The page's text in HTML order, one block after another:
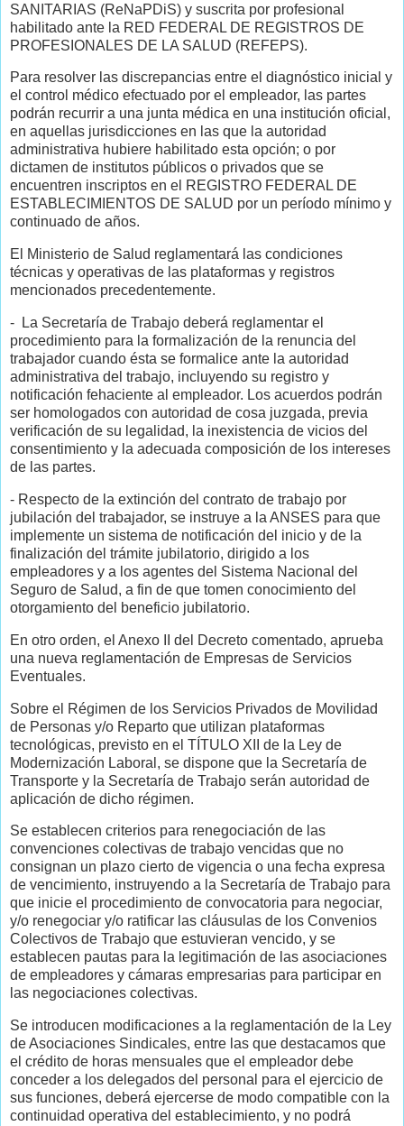
SANITARIAS (ReNaPDiS) y suscrita por profesional
habilitado ante la RED FEDERAL DE REGISTROS DE
PROFESIONALES DE LA SALUD (REFEPS).
Para resolver las discrepancias entre el diagnóstico inicial y
el control médico efectuado por el empleador, las partes
podrán recurrir a una junta médica en una institución oficial,
en aquellas jurisdicciones en las que la autoridad
administrativa hubiere habilitado esta opción; o por
dictamen de institutos públicos o privados que se
encuentren inscriptos en el REGISTRO FEDERAL DE
ESTABLECIMIENTOS DE SALUD por un período mínimo y
continuado de años.
El Ministerio de Salud reglamentará las condiciones
técnicas y operativas de las plataformas y registros
mencionados precedentemente.
- La Secretaría de Trabajo deberá reglamentar el
procedimiento para la formalización de la renuncia del
trabajador cuando ésta se formalice ante la autoridad
administrativa del trabajo, incluyendo su registro y
notificación fehaciente al empleador. Los acuerdos podrán
ser homologados con autoridad de cosa juzgada, previa
verificación de su legalidad, la inexistencia de vicios del
consentimiento y la adecuada composición de los intereses
de las partes.
- Respecto de la extinción del contrato de trabajo por
jubilación del trabajador, se instruye a la ANSES para que
implemente un sistema de notificación del inicio y de la
finalización del trámite jubilatorio, dirigido a los
empleadores y a los agentes del Sistema Nacional del
Seguro de Salud, a fin de que tomen conocimiento del
otorgamiento del beneficio jubilatorio.
En otro orden, el Anexo II del Decreto comentado, aprueba
una nueva reglamentación de Empresas de Servicios
Eventuales.
Sobre el Régimen de los Servicios Privados de Movilidad
de Personas y/o Reparto que utilizan plataformas
tecnológicas, previsto en el TÍTULO XII de la Ley de
Modernización Laboral, se dispone que la Secretaría de
Transporte y la Secretaría de Trabajo serán autoridad de
aplicación de dicho régimen.
Se establecen criterios para renegociación de las
convenciones colectivas de trabajo vencidas que no
consignan un plazo cierto de vigencia o una fecha expresa
de vencimiento, instruyendo a la Secretaría de Trabajo para
que inicie el procedimiento de convocatoria para negociar,
y/o renegociar y/o ratificar las cláusulas de los Convenios
Colectivos de Trabajo que estuvieran vencido, y se
establecen pautas para la legitimación de las asociaciones
de empleadores y cámaras empresarias para participar en
las negociaciones colectivas.
Se introducen modificaciones a la reglamentación de la Ley
de Asociaciones Sindicales, entre las que destacamos que
el crédito de horas mensuales que el empleador debe
conceder a los delegados del personal para el ejercicio de
sus funciones, deberá ejercerse de modo compatible con la
continuidad operativa del establecimiento, y no podrá